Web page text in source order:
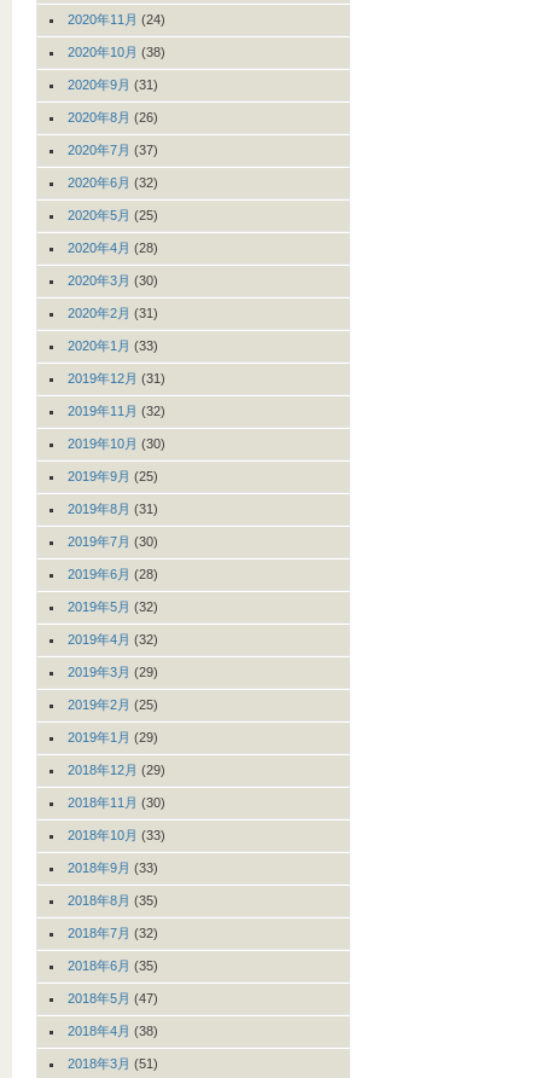
2020年11月 (24)
2020年10月 (38)
2020年9月 (31)
2020年8月 (26)
2020年7月 (37)
2020年6月 (32)
2020年5月 (25)
2020年4月 (28)
2020年3月 (30)
2020年2月 (31)
2020年1月 (33)
2019年12月 (31)
2019年11月 (32)
2019年10月 (30)
2019年9月 (25)
2019年8月 (31)
2019年7月 (30)
2019年6月 (28)
2019年5月 (32)
2019年4月 (32)
2019年3月 (29)
2019年2月 (25)
2019年1月 (29)
2018年12月 (29)
2018年11月 (30)
2018年10月 (33)
2018年9月 (33)
2018年8月 (35)
2018年7月 (32)
2018年6月 (35)
2018年5月 (47)
2018年4月 (38)
2018年3月 (51)